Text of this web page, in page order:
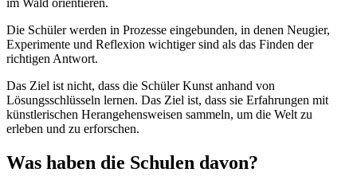
im Wald orientieren.
Die Schüler werden in Prozesse eingebunden, in denen Neugier,
Experimente und Reflexion wichtiger sind als das Finden der
richtigen Antwort.
Das Ziel ist nicht, dass die Schüler Kunst anhand von
Lösungsschlüsseln lernen. Das Ziel ist, dass sie Erfahrungen mit
künstlerischen Herangehensweisen sammeln, um die Welt zu
erleben und zu erforschen.
Was haben die Schulen davon?